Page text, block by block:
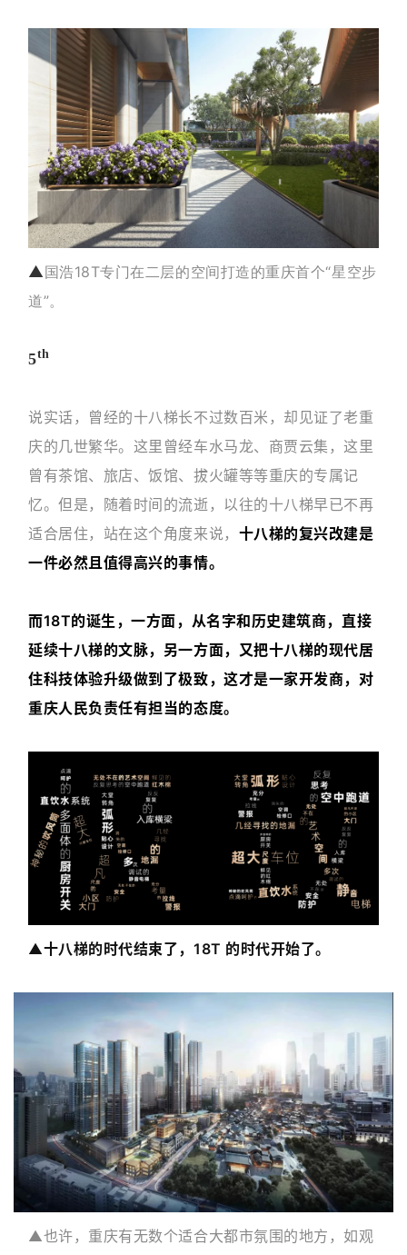
▲国浩18T专门在二层的空间打造的重庆首个“星空步
道”。
5th
说实话，曾经的十八梯长不过数百米，却见证了老重
庆的几世繁华。这里曾经车水马龙、商贾云集，这里
曾有茶馆、旅店、饭馆、拔火罐等等重庆的专属记
忆。但是，随着时间的流逝，以往的十八梯早已不再
适合居住，站在这个角度来说， 十八梯的复兴改建是
一件必然且值得高兴的事情。
而18T的诞生，一方面，从名字和历史建筑商，直接
延续十八梯的文脉，另一方面，又把十八梯的现代居
住科技体验升级做到了极致，这才是一家开发商，对
重庆人民负责任有担当的态度。
▲十八梯的时代结束了，18T 的时代开始了。
▲也许，重庆有无数个适合大都市氛围的地方，如观